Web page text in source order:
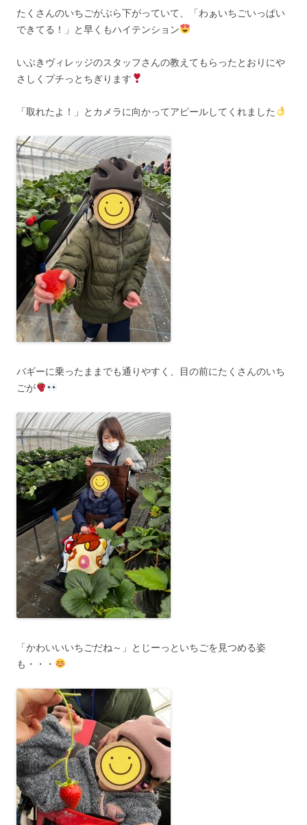
たくさんのいちごがぶら下がっていて、「わぁいちごいっぱい
できてる！」と早くもハイテンション
いぶきヴィレッジのスタッフさんの教えてもらったとおりにや
さしくプチっとちぎります
「取れたよ！」とカメラに向かってアピールしてくれました
バギーに乗ったままでも通りやすく、目の前にたくさんのいち
ごが
「かわいいいちごだね～」とじーっといちごを見つめる姿
も・・・